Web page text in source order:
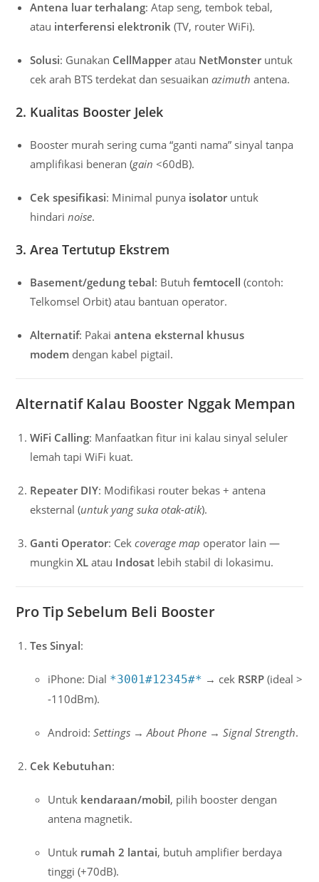
Antena luar terhalang: Atap seng, tembok tebal,
atau interferensi elektronik (TV, router WiFi).
Solusi: Gunakan CellMapperatau NetMonsteruntuk
cek arah BTS terdekat dan sesuaikanazimuth antena.
2. Kualitas Booster Jelek
Booster murah sering cuma “ganti nama” sinyal tanpa
amplifikasi beneran (gain <60dB).
Cek spesifikasi: Minimal punya isolatoruntuk
hindarinoise.
3. Area Tertutup Ekstrem
Basement/gedung tebal: Butuhfemtocell (contoh:
Telkomsel Orbit) atau bantuan operator.
Alternatif: Pakaiantena eksternal khusus
modem dengan kabel pigtail.
Alternatif Kalau Booster Nggak Mempan
WiFi Calling: Manfaatkan fitur ini kalau sinyal seluler
lemah tapi WiFi kuat.
Repeater DIY: Modifikasi router bekas + antena
eksternal (untuk yang suka otak-atik).
Ganti Operator: Cekcoverage map operator lain —
mungkinXL atau Indosat lebih stabil di lokasimu.
Pro Tip Sebelum Beli Booster
Tes Sinyal:
iPhone: Dial *3001#12345#* → cek RSRP (ideal >
-110dBm).
Android:Settings →About Phone →Signal Strength.
Cek Kebutuhan:
Untuk kendaraan/mobil, pilih booster dengan
antena magnetik.
Untuk rumah 2 lantai, butuh amplifier berdaya
tinggi (+70dB).